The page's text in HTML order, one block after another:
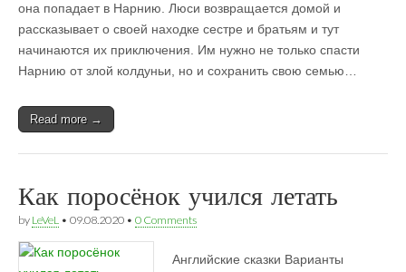
она попадает в Нарнию. Люси возвращается домой и
рассказывает о своей находке сестре и братьям и тут
начинаются их приключения. Им нужно не только спасти
Нарнию от злой колдуньи, но и сохранить свою семью…
Read more →
Как поросёнок учился летать
by LeVeL • 09.08.2020 • 0 Comments
Английские сказки Варианты